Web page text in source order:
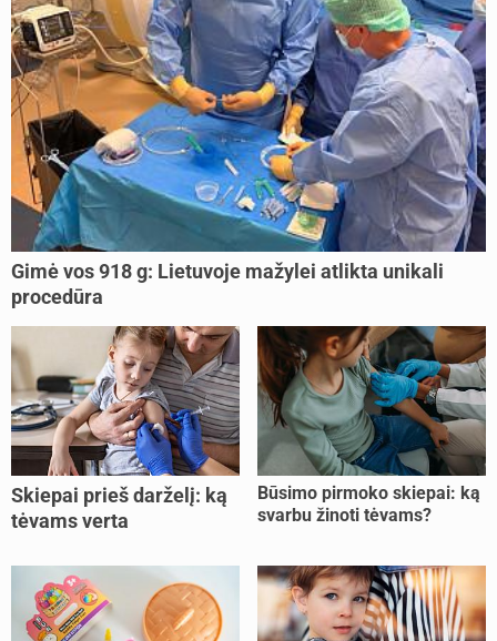
Gimė vos 918 g: Lietuvoje mažylei atlikta unikali
procedūra
Skiepai prieš darželį: ką
tėvams verta
Būsimo pirmoko skiepai: ką
svarbu žinoti tėvams?